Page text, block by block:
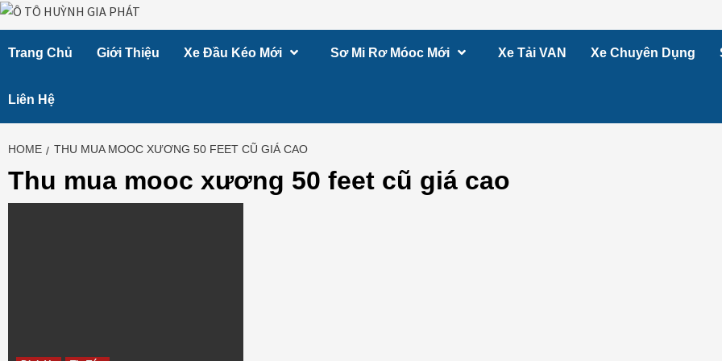
Skip
toTrang Chủ Giới Thiệu Xe Đầu Kéo Mới Sơ Mi Rơ Móoc Mới Xe Tải VAN Xe Chuyên Dụng
Liên Hệ
HOME THU MUA MOOC XƯƠNG 50 FEET CŨ GIÁ CAO
Thu mua mooc xương 50 feet cũ giá cao